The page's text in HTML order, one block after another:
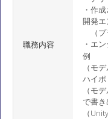
職務内容
・作
開発
（プ
・エ
例
（モ
ハイ
（モ
で書き
（